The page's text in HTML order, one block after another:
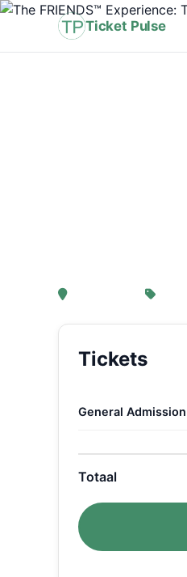
Ticket Pulse
, Amsterdam
Tickets
General Admission
Totaal